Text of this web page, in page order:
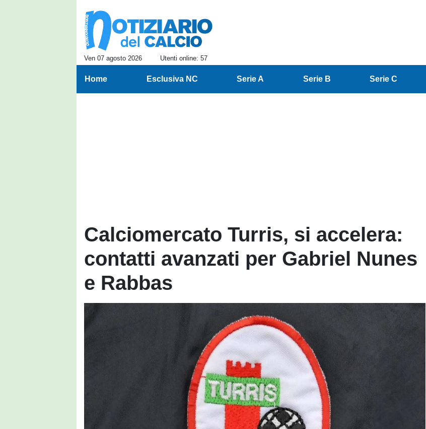
Ven 07 agosto 2026 Utenti online: 57
Home Esclusiva NC Serie A Serie B Serie C
Calciomercato Turris, si accelera:
contatti avanzati per Gabriel Nunes
e Rabbas